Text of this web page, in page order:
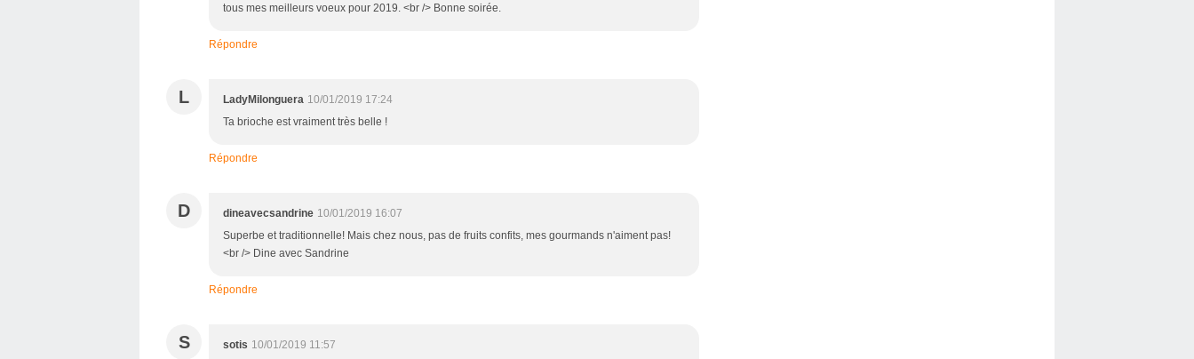
tous mes meilleurs voeux pour 2019. <br /> Bonne soirée.
Répondre
L LadyMilonguera 10/01/2019 17:24
Ta brioche est vraiment très belle !
Répondre
D dineavecsandrine 10/01/2019 16:07
Superbe et traditionnelle! Mais chez nous, pas de fruits confits, mes gourmands n'aiment pas!
<br /> Dine avec Sandrine
Répondre
S sotis 10/01/2019 11:57